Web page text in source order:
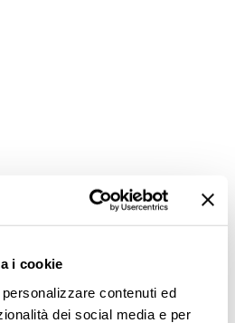
i cookie
contenuti ed
dei social media e per